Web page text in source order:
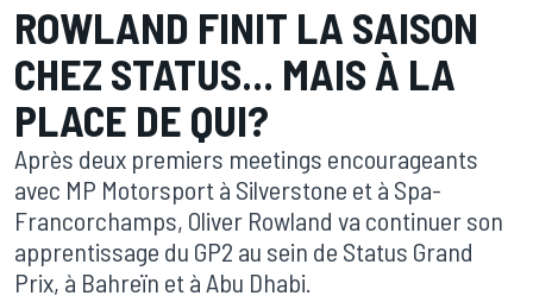
ROWLAND FINIT LA SAISON
CHEZ STATUS... MAIS À LA
PLACE DE QUI?
Après deux premiers meetings encourageants
avec MP Motorsport à Silverstone et à Spa-
Francorchamps, Oliver Rowland va continuer son
apprentissage du GP2 au sein de Status Grand
Prix, à Bahreïn et à Abu Dhabi.